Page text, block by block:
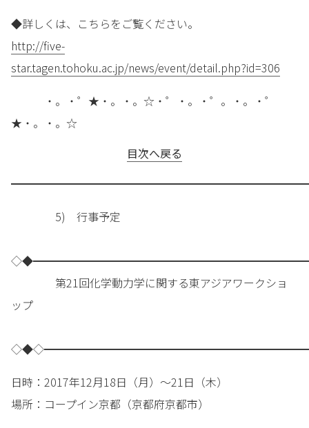
◆詳しくは、こちらをご覧ください。
http://five-
star.tagen.tohoku.ac.jp/news/event/detail.php?id=306
・。・゜★・。・。☆・゜・。・゜。・。・゜
★・。・。☆
目次へ戻る
5) 行事予定
第21回化学動力学に関する東アジアワークショ
ップ
日時：2017年12月18日（月）～21日（木）
場所：コープイン京都（京都府京都市）